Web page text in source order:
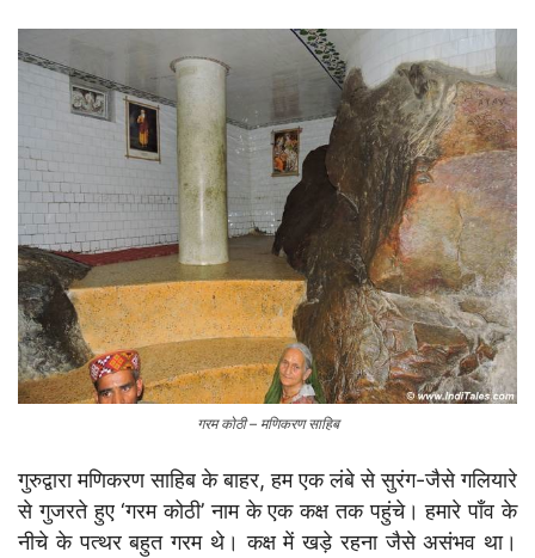
गरम कोठी – मणिकरण साहिब
गुरुद्वारा मणिकरण साहिब के बाहर, हम एक लंबे से सुरंग-जैसे गलियारे
से गुजरते हुए ‘गरम कोठी’ नाम के एक कक्ष तक पहुंचे। हमारे पाँव के
नीचे के पत्थर बहुत गरम थे। कक्ष में खड़े रहना जैसे असंभव था।